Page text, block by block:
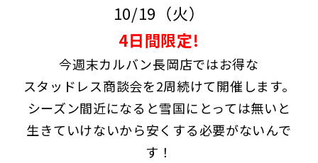
10/19（火）
4日間限定!
今週末カルバン長岡店ではお得な
スタッドレス商談会を2周続けて開催します。
シーズン間近になると雪国にとっては無いと
生きていけないから安くする必要がないんで
す！